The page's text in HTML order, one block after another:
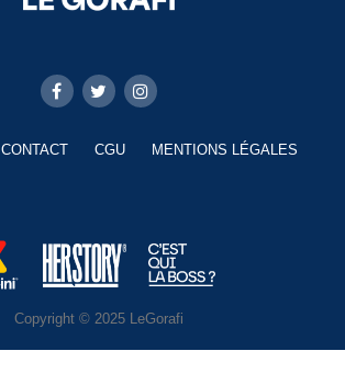
CONTACT CGU MENTIONS LÉGALES
Copyright © 2025 LeGorafi